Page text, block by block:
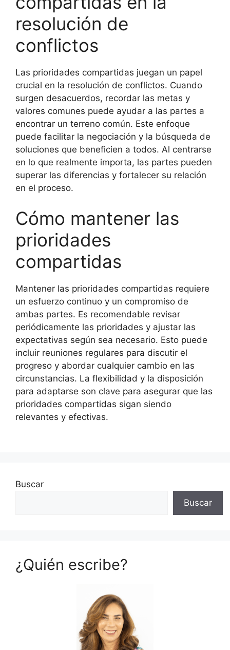
resolución de
conflictos
Las prioridades compartidas juegan un papel
crucial en la resolución de conflictos. Cuando
surgen desacuerdos, recordar las metas y
valores comunes puede ayudar a las partes a
encontrar un terreno común. Este enfoque
puede facilitar la negociación y la búsqueda de
soluciones que beneficien a todos. Al centrarse
en lo que realmente importa, las partes pueden
superar las diferencias y fortalecer su relación
en el proceso.
Cómo mantener las
prioridades
compartidas
Mantener las prioridades compartidas requiere
un esfuerzo continuo y un compromiso de
ambas partes. Es recomendable revisar
periódicamente las prioridades y ajustar las
expectativas según sea necesario. Esto puede
incluir reuniones regulares para discutir el
progreso y abordar cualquier cambio en las
circunstancias. La flexibilidad y la disposición
para adaptarse son clave para asegurar que las
prioridades compartidas sigan siendo
relevantes y efectivas.
Buscar
Buscar
¿Quién escribe?